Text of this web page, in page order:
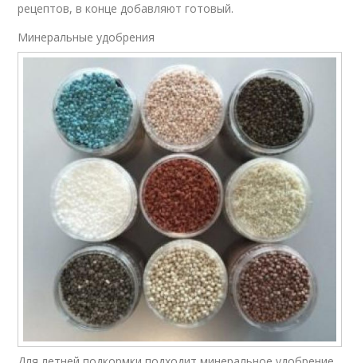
рецептов, в конце добавляют готовый.
Минеральные удобрения